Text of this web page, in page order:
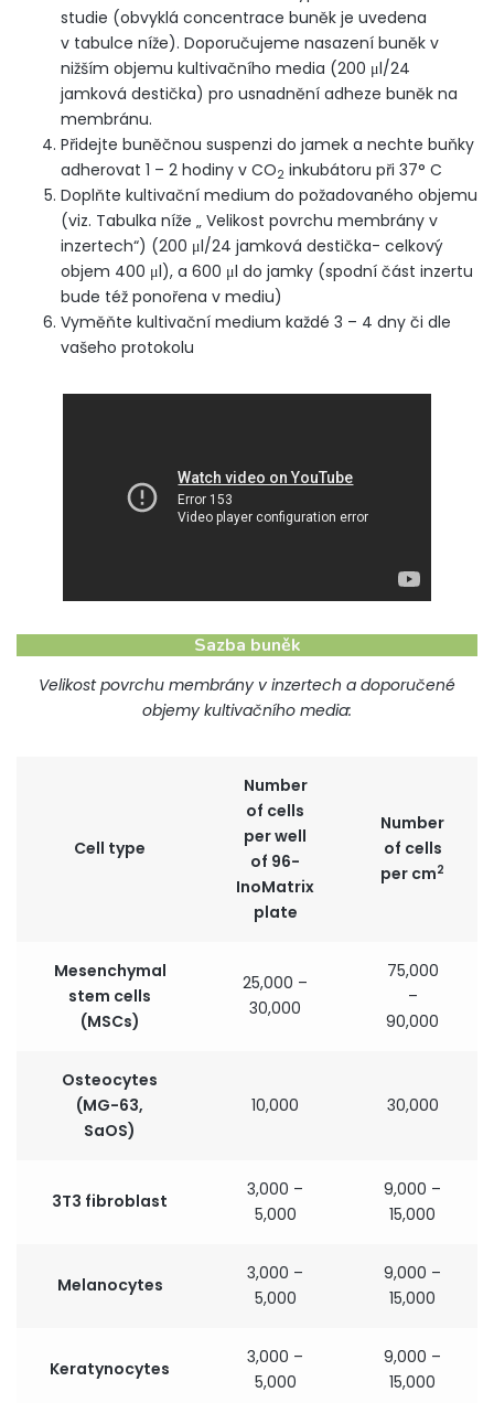
studie (obvyklá concentrace buněk je uvedena
v tabulce níže). Doporučujeme nasazení buněk v
nižším objemu kultivačního media (200 μl/24
jamková destička) pro usnadnění adheze buněk na
membránu.
Přidejte buněčnou suspenzi do jamek a nechte buňky
adherovat 1 – 2 hodiny v CO2 inkubátoru při 37° C
Doplňte kultivační medium do požadovaného objemu
(viz. Tabulka níže „ Velikost povrchu membrány v
inzertech“) (200 μl/24 jamková destička- celkový
objem 400 μl), a 600 μl do jamky (spodní část inzertu
bude též ponořena v mediu)
Vyměňte kultivační medium každé 3 – 4 dny či dle
vašeho protokolu
Sazba buněk
Velikost povrchu membrány v inzertech a doporučené
objemy kultivačního media:
Cell type
Number
of cells
per well
of 96-
InoMatrix
plate
Number
of cells
per cm2
Mesenchymal
stem cells
(MSCs)
25,000 –
30,000
75,000
–
90,000
Osteocytes
(MG-63,
SaOS)
10,000 30,000
3T3 fibroblast
3,000 –
5,000
9,000 –
15,000
Melanocytes
3,000 –
5,000
9,000 –
15,000
Keratynocytes
3,000 –
5,000
9,000 –
15,000